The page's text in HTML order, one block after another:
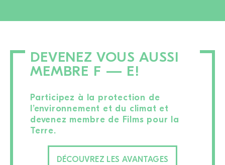
DEVENEZ VOUS AUSSI
MEMBRE F — E!
Participez à la protection de
l’environnement et du climat et
devenez membre de Films pour la
Terre.
DÉCOUVREZ LES AVANTAGES